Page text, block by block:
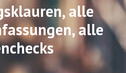
alle
alle